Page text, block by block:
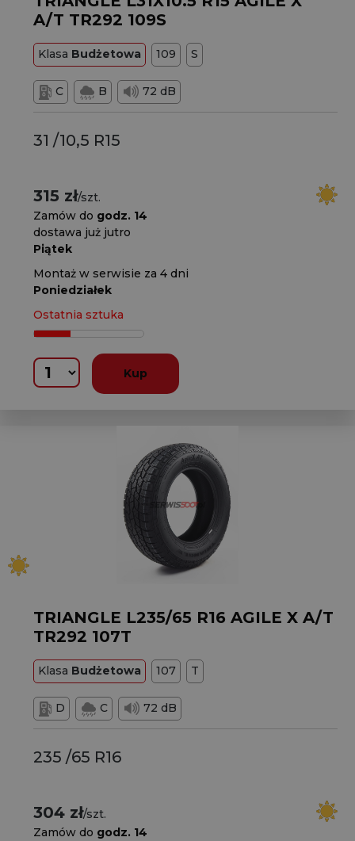
A/T TR292 109S
Klasa Budżetowa 109 S
C B 72 dB
31 /10,5 R15
315 zł/szt.
Zamów do godz. 14
dostawa już jutro
Piątek
Montaż w serwisie za 4 dni
Poniedziałek
Ostatnia sztuka
Kup
TRIANGLE L235/65 R16 AGILE X A/T
TR292 107T
Klasa Budżetowa 107 T
D C 72 dB
235 /65 R16
304 zł/szt.
Zamów do godz. 14